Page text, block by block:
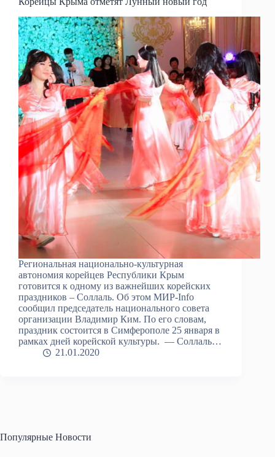
Региональная национально-культурная
автономия корейцев Республики Крым
готовится к одному из важнейших корейских
праздников – Соллаль. Об этом МИР-Info
сообщил председатель национального совета
организации Владимир Ким. По его словам,
праздник состоится в Симферополе 25 января в
рамках дней корейской культуры. — Соллаль…
21.01.2020
Популярные Новости